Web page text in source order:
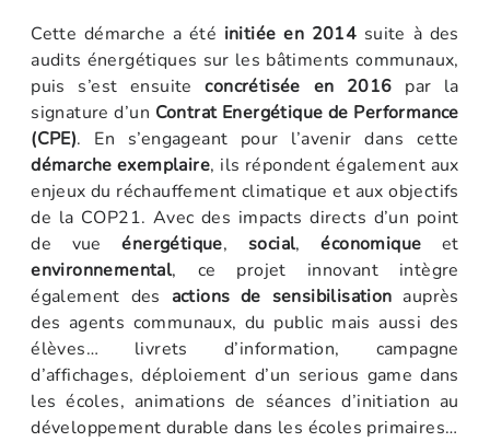
Cette démarche a été initiée en 2014 suite à des
audits énergétiques sur les bâtiments communaux,
puis s’est ensuite concrétisée en 2016 par la
signature d’un Contrat Energétique de Performance
(CPE). En s’engageant pour l’avenir dans cette
démarche exemplaire, ils répondent également aux
enjeux du réchauffement climatique et aux objectifs
de la COP21. Avec des impacts directs d’un point
de vueénergétique, social,économique et
environnemental, ce projet innovant intègre
également des actions de sensibilisation auprès
des agents communaux, du public mais aussi des
élèves… livrets d’information, campagne
d’affichages, déploiement d’un serious game dans
les écoles, animations de séances d’initiation au
développement durable dans les écoles primaires…